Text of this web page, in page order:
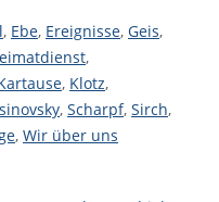
, Ebe, Ereignisse, Geis,
,
, Klotz,
, Scharpf, Sirch,
, Wir über uns